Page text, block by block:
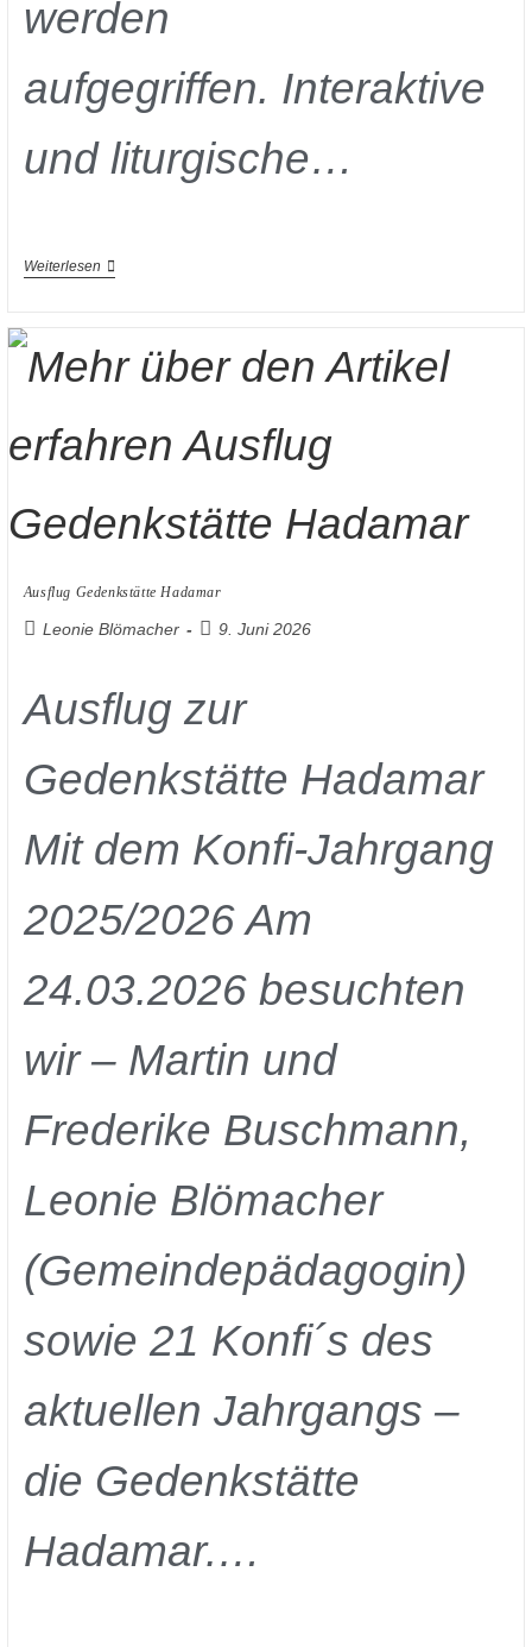
werden
aufgegriffen. Interaktive
und liturgische…
Weiterlesen
Ausflug Gedenkstätte Hadamar
Leonie Blömacher 9. Juni 2026
Ausflug zur
Gedenkstätte Hadamar
Mit dem Konfi-Jahrgang
2025/2026 Am
24.03.2026 besuchten
wir – Martin und
Frederike Buschmann,
Leonie Blömacher
(Gemeindepädagogin)
sowie 21 Konfi´s des
aktuellen Jahrgangs –
die Gedenkstätte
Hadamar.…